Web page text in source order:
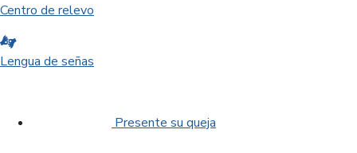
Centro de relevo
Lengua de señas
Presente su queja